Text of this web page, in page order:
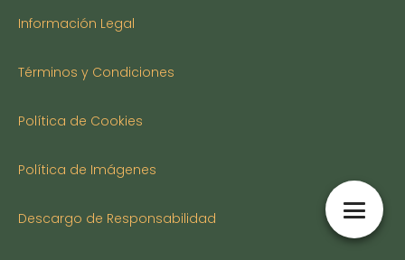
Información Legal
Términos y Condiciones
Política de Cookies
Política de Imágenes
Descargo de Responsabilidad